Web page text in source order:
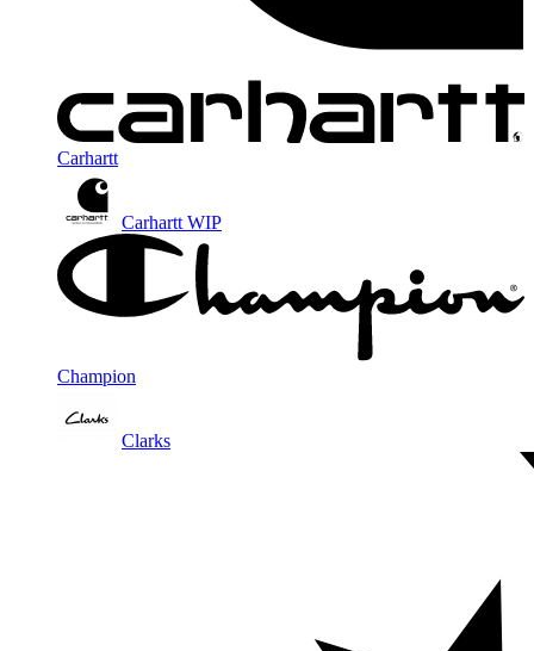
Carhartt
Carhartt WIP
Champion
Clarks